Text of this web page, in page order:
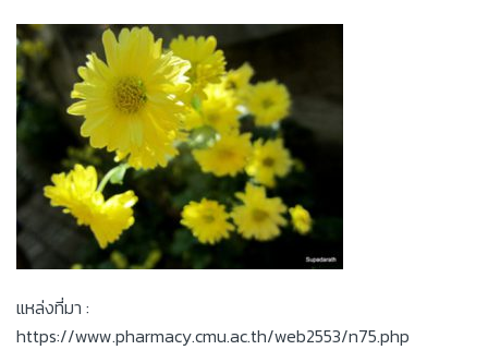
แหล่งที่มา :
https://www.pharmacy.cmu.ac.th/web2553/n75.php